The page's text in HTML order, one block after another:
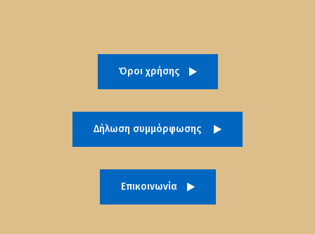
Όροι χρήσης
Δήλωση συμμόρφωσης
Επικοινωνία